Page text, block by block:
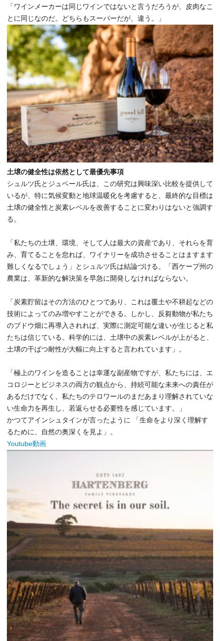
「ワインメーカーは同じワインではないと言うだろうが、皮肉なこ
とに同じなのだ。どちらもスーパーだが、違う。」
土壌の健全性は依然として最優先事項
シュルツ氏とジュベール氏は、この研究は興味深い比較を提供して
いるが、特に気候変動と地球温暖化を考慮すると、最終的な目標は
土壌の健全性と炭素レベルを改善することに変わりはないと強調す
る。
「私たちの土壌、環境、そして人は最大の資産であり、それらを育
み、育てることを怠れば、ワイナリーを成功させることはますます
難しくなるでしょう」とシュルツ氏は結論づける。「西ケープ州の
農業は、革新的な解決策を早急に開発しなければならない。
「炭素貯留はその方法のひとつであり、これは覆土や不耕起などの
技術によってのみ増やすことができる。しかし、反芻動物が私たち
のブドウ畑に再導入されれば、実際に測定可能な違いが生じると私
たちは信じている。科学的には、土壌中の炭素レベルが上がると、
土壌の干ばつ耐性が大幅に向上すると言われています」。
「極上のワインを造ることは幸運な副産物ですが、私たちには、エ
コロジーとビジネスの両方の観点から、持続可能な未来への責任が
あるだけでなく、私たちのテロワールのまだあまり理解されていな
い生命力を再生し、若返らせる必要性を感じています。」
かつてアインシュタインが言ったように 「生命をより深く理解す
るために、自然の奥深くを見よ」。
Youtube動画